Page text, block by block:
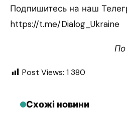
Подпишитесь на наш
https://t.me/Dialog_Ukraine
Post Views: 1 380
Схожі новини